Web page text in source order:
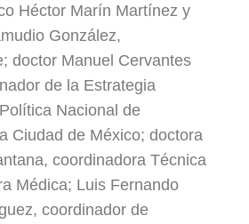
Héctor Marín Martínez y
González,
doctor Manuel Cervantes
de la Estrategia
Nacional de
Ciudad de México; doctora
coordinadora Técnica
Médica; Luis Fernando
coordinador de